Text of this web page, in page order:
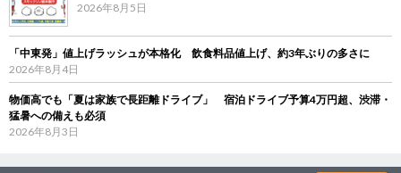
2026年8月5日
「中東発」値上げラッシュが本格化 飲食料品値上げ、約3年ぶりの多さに
2026年8月4日
物価高でも「夏は家族で長距離ドライブ」 宿泊ドライブ予算4万円超、渋滞・
猛暑への備えも必須
2026年8月3日